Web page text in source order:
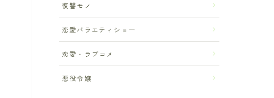
復讐モノ
恋愛バラエティショー
恋愛・ラブコメ
悪役令嬢